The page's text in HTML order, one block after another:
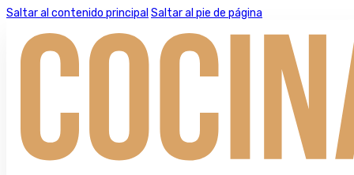
Saltar al contenido principal Saltar al pie de página